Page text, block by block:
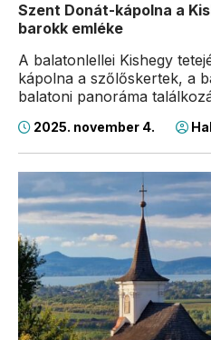
Szent Donát-kápolna a
barokk emléke
A balatonlellei Kishegy
kápolna a szőlőskertek, a
balatoni panoráma
2025. november 4.